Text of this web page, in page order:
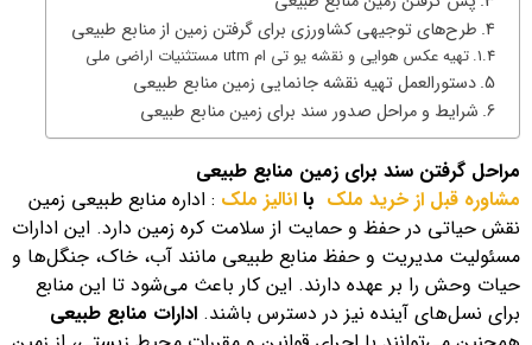
طرح‌های توجیهی کشاورزی برای گرفتن زمین از منابع طبیعی
تهیه عکس هوایی و نقشه یو تی ام utm مستثنیات اراضی ملی
دستورالعمل تهیه نقشه جانمایی زمین منابع طبیعی
شرایط و مراحل صدور سند برای زمین منابع طبیعی
مراحل گرفتن سند برای زمین منابع طبیعی
مشاوره قبل از خرید ملک با انالیز ملک : اداره منابع طبیعی زمین
نقش حیاتی در حفظ و حمایت از سلامت کره زمین دارد. این ادارات
مسئولیت مدیریت و حفظ منابع طبیعی مانند آب، خاک، جنگل‌ها و
حیات وحش را بر عهده دارند. این کار باعث می‌شود تا این منابع
برای نسل‌های آینده نیز در دسترس باشند. ادارات منابع طبیعی